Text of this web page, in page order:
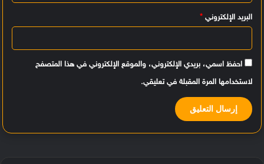
البريد الإلكتروني *
احفظ اسمي، بريدي الإلكتروني، والموقع الإلكتروني في هذا المتصفح
لاستخدامها المرة المقبلة في تعليقي.